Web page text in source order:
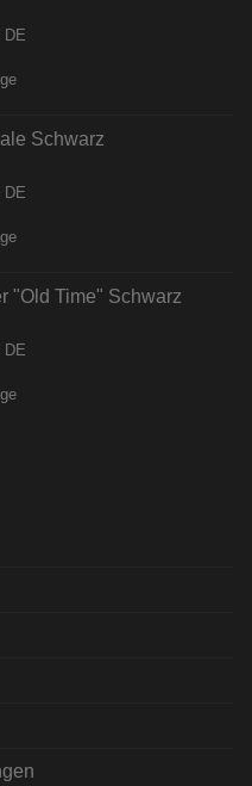
DE
Schwarz
DE
"Old Time" Schwarz
DE